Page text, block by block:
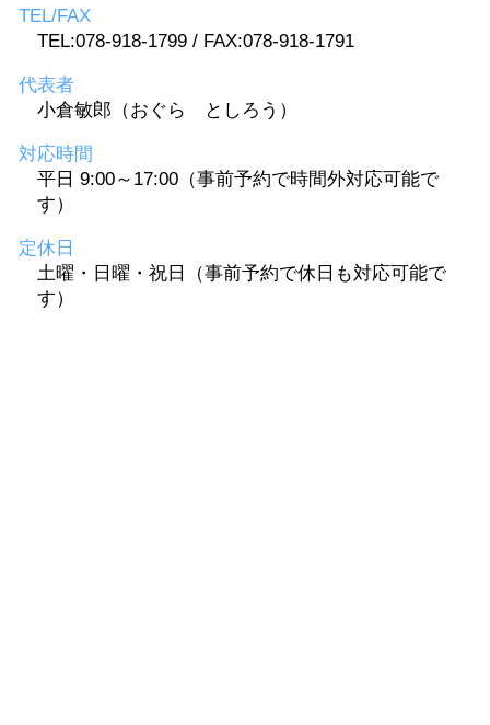
TEL/FAX
TEL:078-918-1799 / FAX:078-918-1791
代表者
小倉敏郎（おぐら としろう）
対応時間
平日 9:00～17:00（事前予約で時間外対応可能で
す）
定休日
土曜・日曜・祝日（事前予約で休日も対応可能で
す）